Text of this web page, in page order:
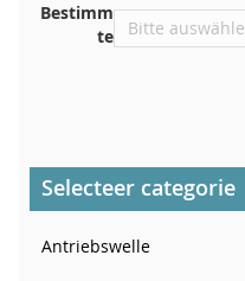
Bestimm
te
Selecteer categorie
Antriebswelle